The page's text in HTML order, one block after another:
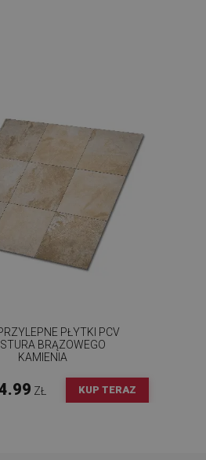
PŁYTKI PCV
BRĄZOWEGO
KAMIENIA
ZŁ KUP TERAZ